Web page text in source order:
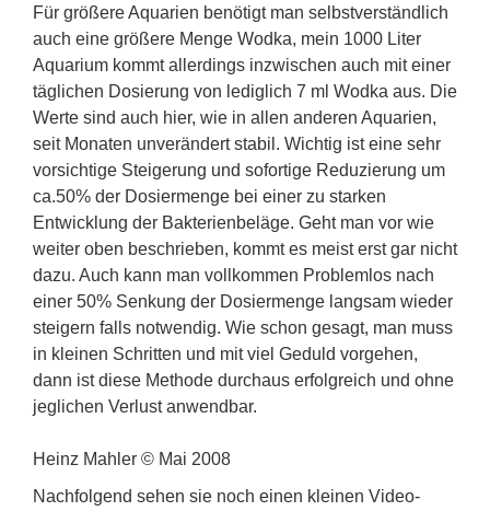
Für größere Aquarien benötigt man selbstverständlich
auch eine größere Menge Wodka, mein 1000 Liter
Aquarium kommt allerdings inzwischen auch mit einer
täglichen Dosierung von lediglich 7 ml Wodka aus. Die
Werte sind auch hier, wie in allen anderen Aquarien,
seit Monaten unverändert stabil. Wichtig ist eine sehr
vorsichtige Steigerung und sofortige Reduzierung um
ca.50% der Dosiermenge bei einer zu starken
Entwicklung der Bakterienbeläge. Geht man vor wie
weiter oben beschrieben, kommt es meist erst gar nicht
dazu. Auch kann man vollkommen Problemlos nach
einer 50% Senkung der Dosiermenge langsam wieder
steigern falls notwendig. Wie schon gesagt, man muss
in kleinen Schritten und mit viel Geduld vorgehen,
dann ist diese Methode durchaus erfolgreich und ohne
jeglichen Verlust anwendbar.
Heinz Mahler © Mai 2008
Nachfolgend sehen sie noch einen kleinen Video-